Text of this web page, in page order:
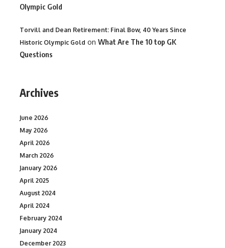
Olympic Gold
Torvill and Dean Retirement: Final Bow, 40 Years Since
Historic Olympic Gold on What Are The 10 top GK
Questions
Archives
June 2026
May 2026
April 2026
March 2026
January 2026
April 2025
August 2024
April 2024
February 2024
January 2024
December 2023